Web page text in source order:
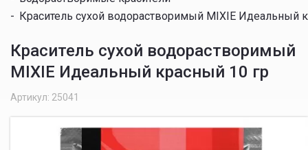
- Краситель сухой водорастворимый MIXIE Идеальный
Краситель сухой водорастворимый
MIXIE Идеальный красный 10 гр
Артикул: 25041